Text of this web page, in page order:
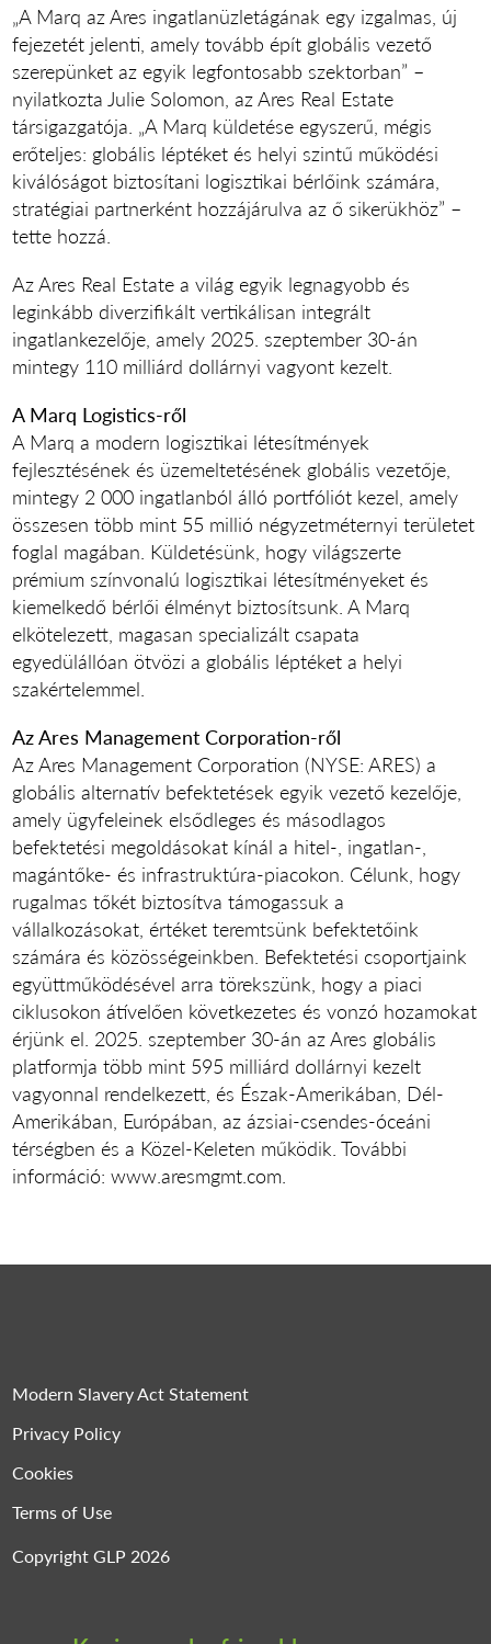
„A Marq az Ares ingatlanüzletágának egy izgalmas, új
fejezetét jelenti, amely tovább épít globális vezető
szerepünket az egyik legfontosabb szektorban” –
nyilatkozta Julie Solomon, az Ares Real Estate
társigazgatója. „A Marq küldetése egyszerű, mégis
erőteljes: globális léptéket és helyi szintű működési
kiválóságot biztosítani logisztikai bérlőink számára,
stratégiai partnerként hozzájárulva az ő sikerükhöz” –
tette hozzá.
Az Ares Real Estate a világ egyik legnagyobb és
leginkább diverzifikált vertikálisan integrált
ingatlankezelője, amely 2025. szeptember 30-án
mintegy 110 milliárd dollárnyi vagyont kezelt.
A Marq Logistics-ről
A Marq a modern logisztikai létesítmények
fejlesztésének és üzemeltetésének globális vezetője,
mintegy 2 000 ingatlanból álló portfóliót kezel, amely
összesen több mint 55 millió négyzetméternyi területet
foglal magában. Küldetésünk, hogy világszerte
prémium színvonalú logisztikai létesítményeket és
kiemelkedő bérlői élményt biztosítsunk. A Marq
elkötelezett, magasan specializált csapata
egyedülállóan ötvözi a globális léptéket a helyi
szakértelemmel.
Az Ares Management Corporation-ről
Az Ares Management Corporation (NYSE: ARES) a
globális alternatív befektetések egyik vezető kezelője,
amely ügyfeleinek elsődleges és másodlagos
befektetési megoldásokat kínál a hitel-, ingatlan-,
magántőke- és infrastruktúra-piacokon. Célunk, hogy
rugalmas tőkét biztosítva támogassuk a
vállalkozásokat, értéket teremtsünk befektetőink
számára és közösségeinkben. Befektetési csoportjaink
együttműködésével arra törekszünk, hogy a piaci
ciklusokon átívelően következetes és vonzó hozamokat
érjünk el. 2025. szeptember 30-án az Ares globális
platformja több mint 595 milliárd dollárnyi kezelt
vagyonnal rendelkezett, és Észak-Amerikában, Dél-
Amerikában, Európában, az ázsiai-csendes-óceáni
térségben és a Közel-Keleten működik. További
információ: www.aresmgmt.com.
Modern Slavery Act Statement
Privacy Policy
Cookies
Terms of Use
Copyright GLP 2026